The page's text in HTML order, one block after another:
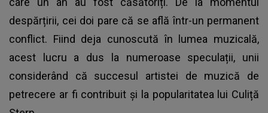
despărțirii, cei doi pare că se află într-un permanent
conflict. Fiind deja cunoscută în lumea muzicală,
acest lucru a dus la numeroase speculații, unii
considerând că succesul artistei de muzică de
petrecere ar fi contribuit și la popularitatea lui Culiță